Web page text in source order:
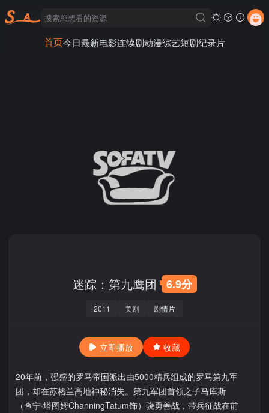
首页今日最新电影连续剧动漫综艺短剧纪录片
迷踪：第九鹰团 6.9分
2011 美剧 剧情片
立即播放 收藏
20年前，强盛的罗马帝国派出由5000精兵组成的罗马第九军
团，却在苏格兰高地神秘消失。第九军团首领之子马库斯
（查宁·塔图姆ChanningTatum饰）骁勇善战，带兵征战在前